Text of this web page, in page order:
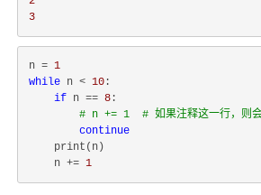
3
n = 1
while n < 10 :
if n == 8 :
# n += 1  # 如果注释这一行，则会
continue
    print(n)
    n +=
1